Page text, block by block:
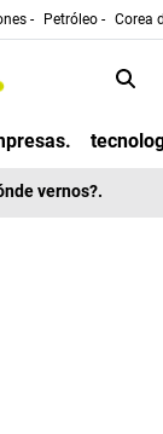
- Petróleo - Corea
vernos?.